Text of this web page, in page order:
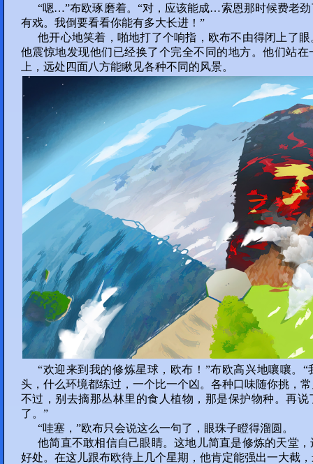
部分 37 :
181 182 183 184
185
“嗯…”布欧琢磨着。“对，应该能成…索恩那时候费老
有戏。我倒要看看你能有多大长进！”
他开心地笑着，啪地打了个响指，欧布不由得闭上了
他震惊地发现他们已经换了个完全不同的地方。他们站在
上，远处四面八方能瞅见各种不同的风景。
“欢迎来到我的修炼星球，欧布！”布欧高兴地嚷嚷。
头，什么环境都练过，一个比一个凶。各种口味随你挑，
不过，别去摘那丛林里的食人植物，那是保护物种。再说
了。”
“哇塞，”欧布只会说这么一句了，眼珠子瞪得溜圆。
他简直不敢相信自己眼睛。这地儿简直是修炼的天堂
好处。在这儿跟布欧待上几个星期，他肯定能强出一大截